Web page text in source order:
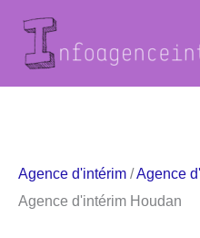
contenu
Agence d'intérim /Agence
Agence d'intérim Houdan